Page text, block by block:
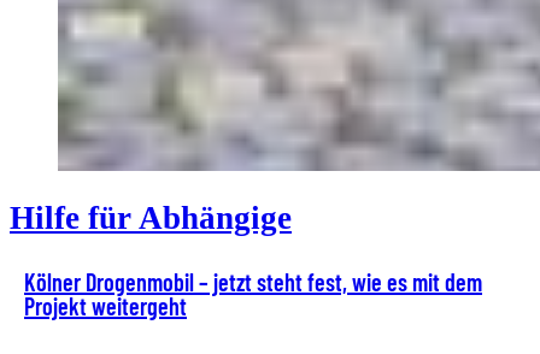
Hilfe für Abhängige
Kölner Drogenmobil – jetzt steht fest, wie es mit dem
Projekt weitergeht